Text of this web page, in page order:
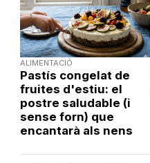
ALIMENTACIÓ
Pastís congelat de
fruites d'estiu: el
postre saludable (i
sense forn) que
encantarà als nens